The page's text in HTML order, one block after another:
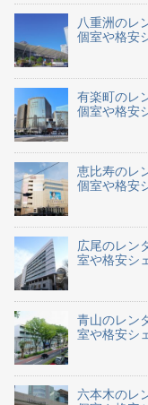
八重洲のレ
個室や格安
有楽町のレ
個室や格安
恵比寿のレ
個室や格安
広尾のレン
室や格安シ
青山のレン
室や格安シ
六本木のレ